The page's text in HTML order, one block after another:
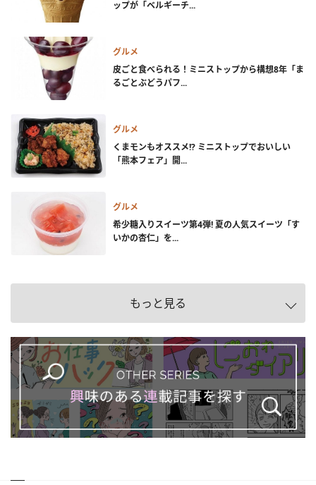
ップが「ベルギーチ...
グルメ
皮ごと食べられる！ミニストップから構想8年「ま
るごとぶどうパフ...
グルメ
くまモンもオススメ!? ミニストップでおいしい
「熊本フェア」開...
グルメ
希少糖入りスイーツ第4弾! 夏の人気スイーツ「す
いかの杏仁」を...
もっと見る